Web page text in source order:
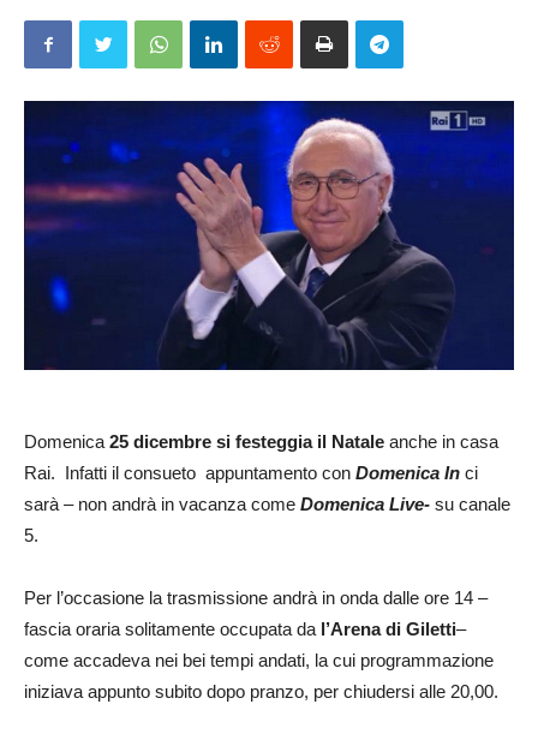
Domenica 25 dicembre si festeggia il Natale anche in casa
Rai. Infatti il consueto appuntamento con Domenica In ci
sarà – non andrà in vacanza come Domenica Live- su canale
5.
Per l’occasione la trasmissione andrà in onda dalle ore 14 –
fascia oraria solitamente occupata da l’Arena di Giletti–
come accadeva nei bei tempi andati, la cui programmazione
iniziava appunto subito dopo pranzo, per chiudersi alle 20,00.